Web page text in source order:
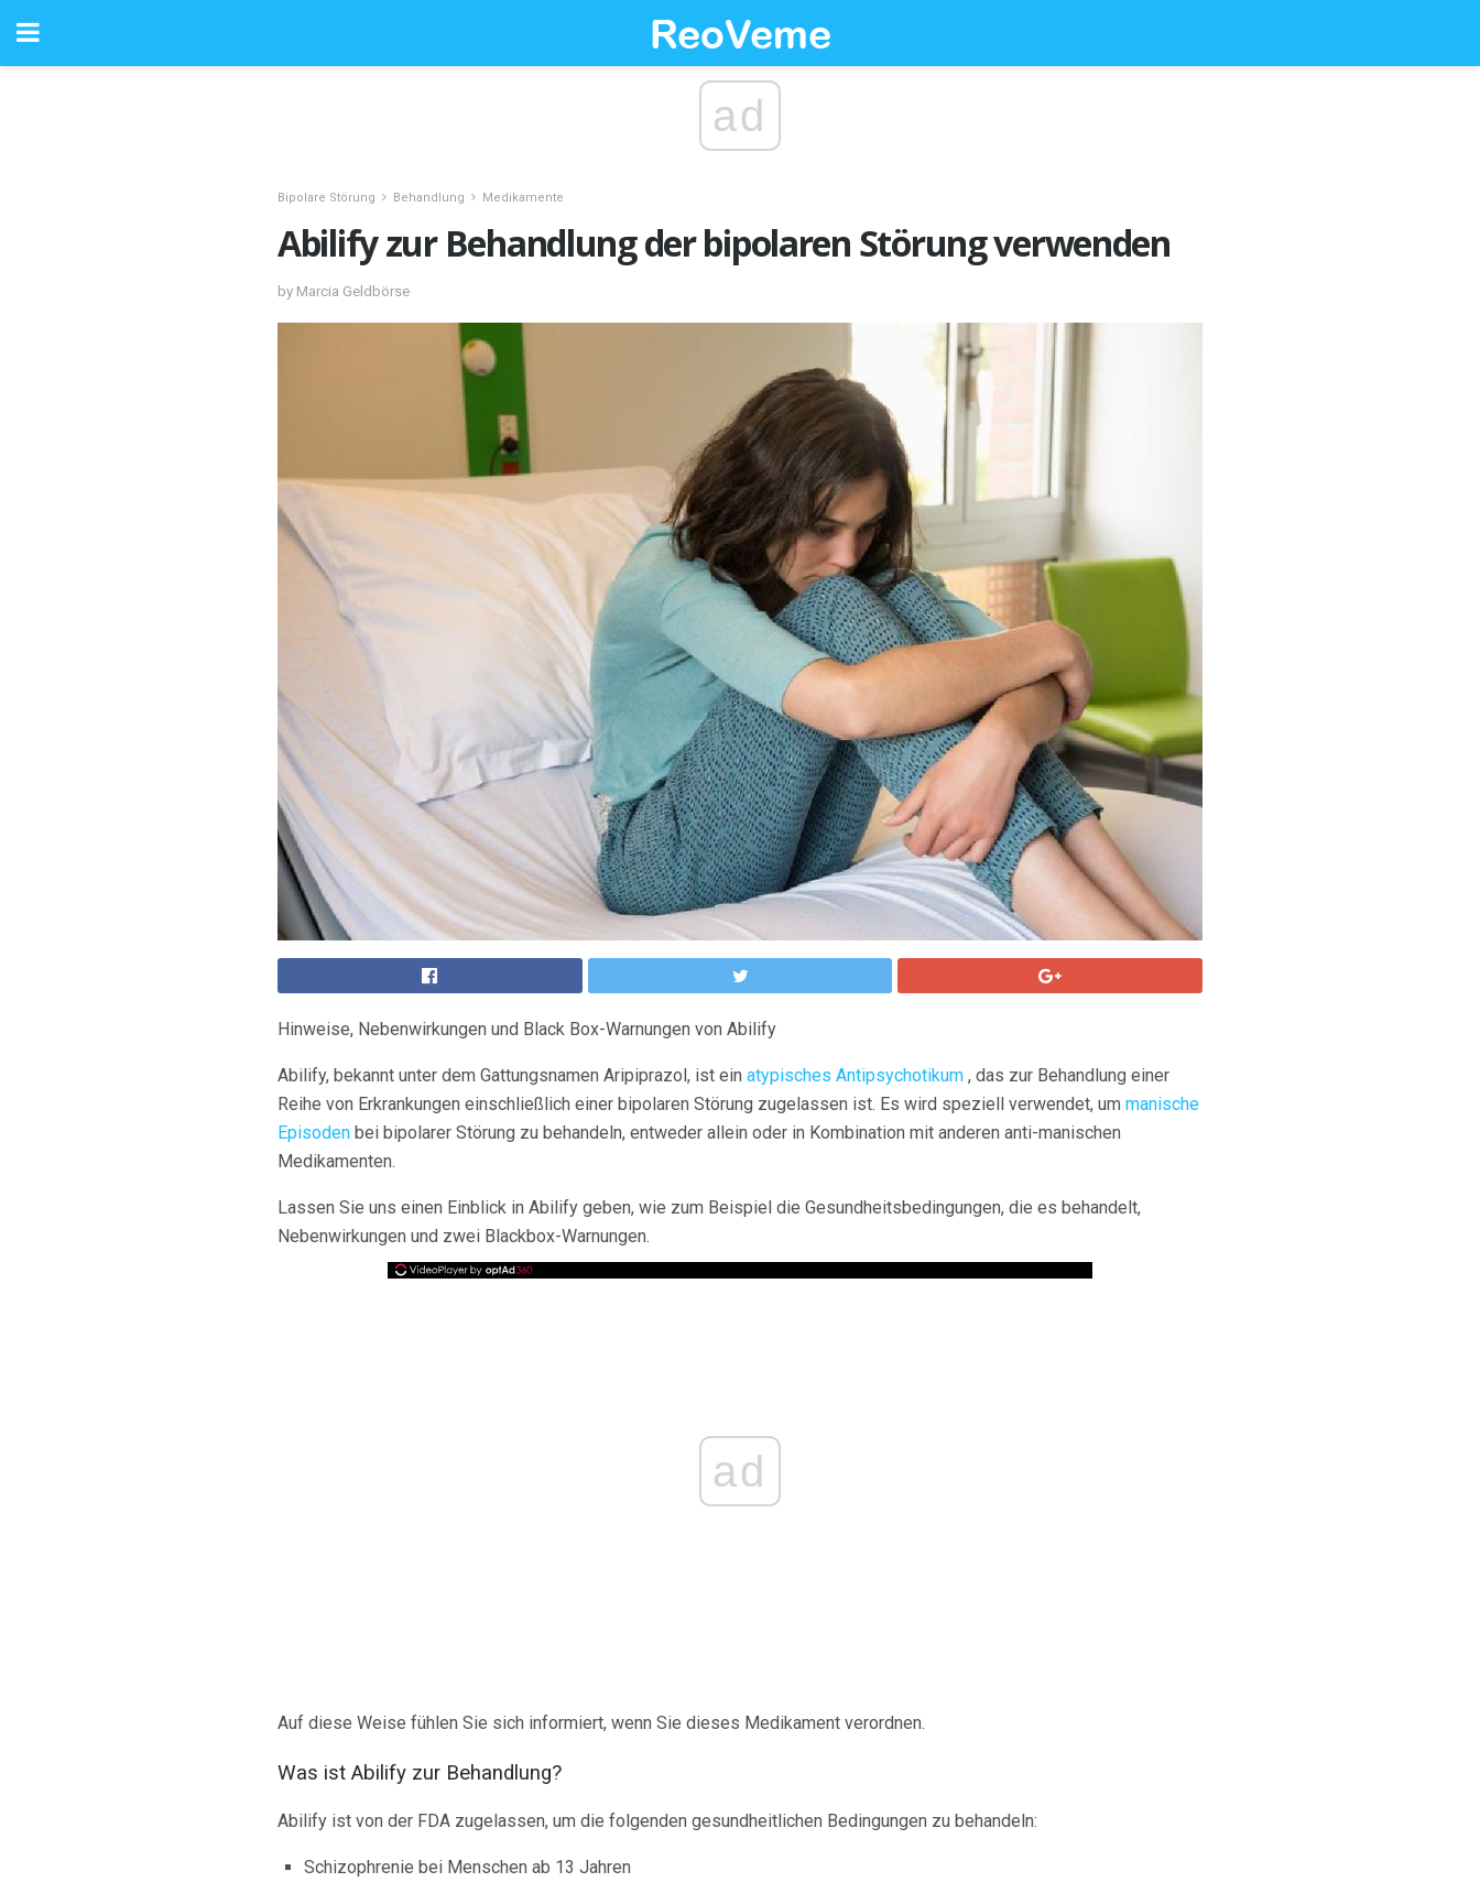
ad
Bipolare Störung Behandlung Medikamente
Abilify zur Behandlung der bipolaren Störung verwenden
by Marcia Geldbörse
Hinweise, Nebenwirkungen und Black Box-Warnungen von Abilify
Abilify, bekannt unter dem Gattungsnamen Aripiprazol, ist ein atypisches Antipsychotikum , das zur Behandlung einer
Reihe von Erkrankungen einschließlich einer bipolaren Störung zugelassen ist. Es wird speziell verwendet, um manische
Episoden bei bipolarer Störung zu behandeln, entweder allein oder in Kombination mit anderen anti-manischen
Medikamenten.
Lassen Sie uns einen Einblick in Abilify geben, wie zum Beispiel die Gesundheitsbedingungen, die es behandelt,
Nebenwirkungen und zwei Blackbox-Warnungen.
ad
Auf diese Weise fühlen Sie sich informiert, wenn Sie dieses Medikament verordnen.
Was ist Abilify zur Behandlung?
Abilify ist von der FDA zugelassen, um die folgenden gesundheitlichen Bedingungen zu behandeln:
Schizophrenie bei Menschen ab 13 Jahren